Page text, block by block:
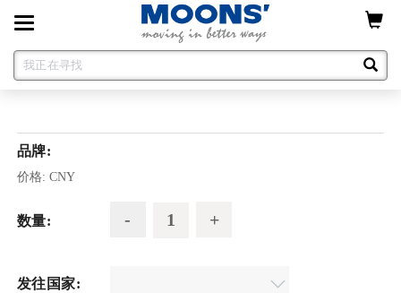
Toggle
navigation
品牌:
价格: CNY
数量:
发往国家: